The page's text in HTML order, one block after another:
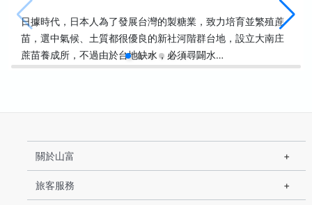
日據時代，日本人為了發展台灣的製糖業，致力培育並繁殖蔗
苗，選中氣候、土質都很優良的新社河階群台地，設立大南庄
蔗苗養成所，不過由於台地缺水，必須尋闢水…
關於山富
旅客服務